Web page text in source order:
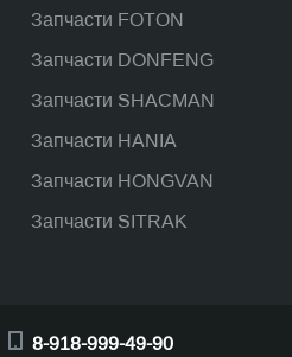
Запчасти FOTON
Запчасти DONFENG
Запчасти SHACMAN
Запчасти HANIA
Запчасти HONGVAN
Запчасти SITRAK
8-918-999-49-90